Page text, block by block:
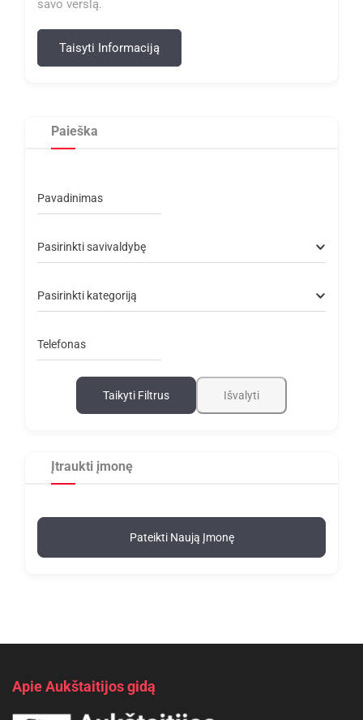
savo verslą.
Taisyti Informaciją
Paieška
Pavadinimas
Pasirinkti savivaldybę
Pasirinkti kategoriją
Telefonas
Taikyti Filtrus Išvalyti
Įtraukti įmonę
Pateikti Naują Įmonę
Apie Aukštaitijos gidą